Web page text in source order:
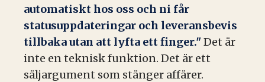
automatiskt hos oss och ni får
statusuppdateringar och leveransbevis
tillbaka utan att lyfta ett finger."Det är
inte en teknisk funktion. Det är ett
säljargument som stänger affärer.